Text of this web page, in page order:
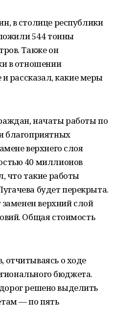
в столице республики
544 тонны
Также он
в отношении
рассказал, какие меры
начаты работы по
благоприятных
верхнего слоя
40 миллионов
что такие работы
будет перекрыта.
верхний слой
Общая стоимость
о ходе
бюджета.
решено выделить
— по пять